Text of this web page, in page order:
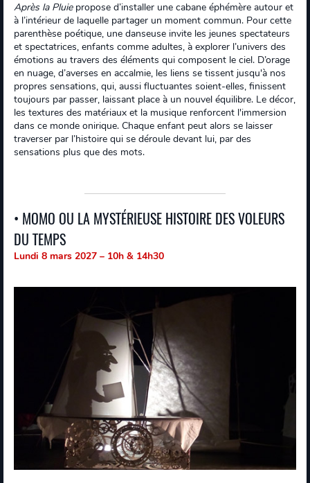
Après la Pluiepropose d’installer une cabane éphémère autour et
à l’intérieur de laquelle partager un moment commun. Pour cette
parenthèse poétique, une danseuse invite les jeunes spectateurs
et spectatrices, enfants comme adultes, à explorer l’univers des
émotions au travers des éléments qui composent le ciel. D’orage
en nuage, d’averses en accalmie, les liens se tissent jusqu'à nos
propres sensations, qui, aussi fluctuantes soient-elles, finissent
toujours par passer, laissant place à un nouvel équilibre. Le décor,
les textures des matériaux et la musique renforcent l'immersion
dans ce monde onirique. Chaque enfant peut alors se laisser
traverser par l’histoire qui se déroule devant lui, par des
sensations plus que des mots.
• MOMO OU LA MYSTÉRIEUSE HISTOIRE DES VOLEURS
DU TEMPS
Lundi 8 mars 2027 – 10h & 14h30